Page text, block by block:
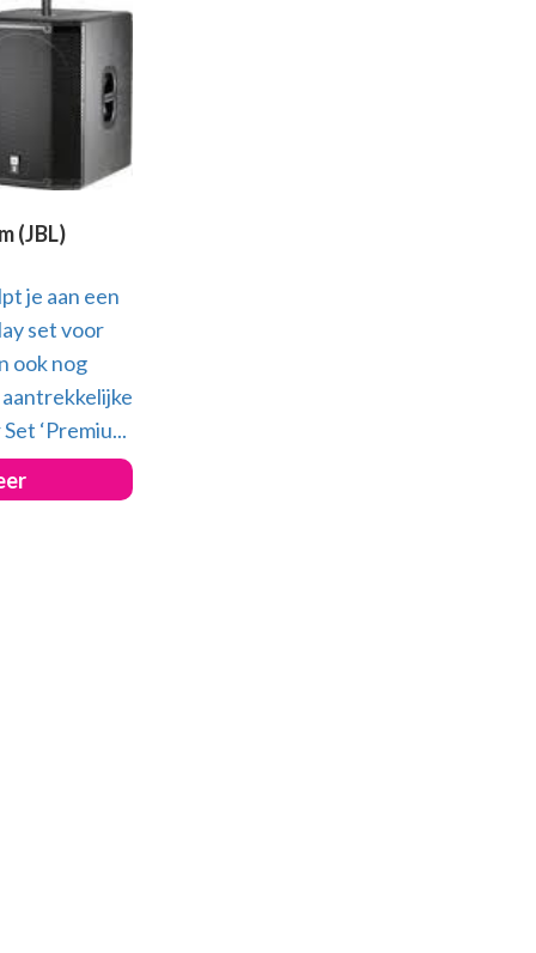
(JBL)
je aan een
set voor
ook nog
‘Premiu...